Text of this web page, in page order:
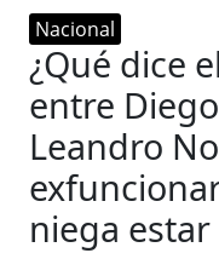
Nacional
¿Qué dice
entre
Leandro
niega